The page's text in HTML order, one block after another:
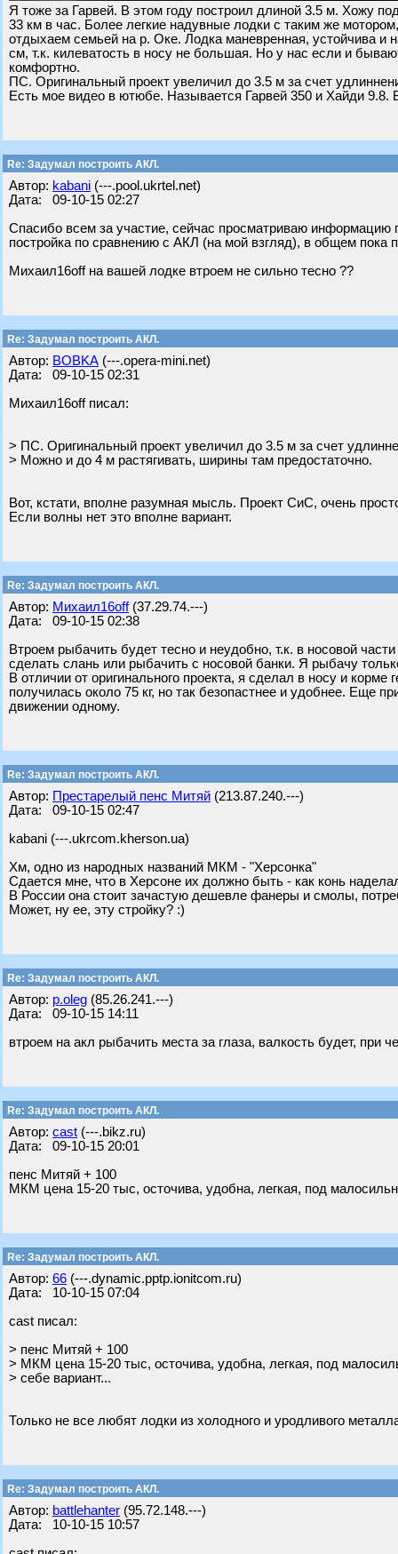
Я тоже за Гарвей. В этом году построил длиной 3.5 м. Хожу
33 км в час. Более легкие надувные лодки с таким же
отдыхаем семьей на р. Оке. Лодка маневренная, устойчива и
см, т.к. килеватость в носу не большая. Но у нас если и
комфортно.
ПС. Оригинальный проект увеличил до 3.5 м за счет
Есть мое видео в ютюбе. Называется Гарвей 350 и Хайди 9.8.
Re: Задумал построить АКЛ.
Автор: kabani (---.pool.ukrtel.net)
Дата: 09-10-15 02:27
Спасибо всем за участие, сейчас просматриваю информацию
постройка по сравнению с АКЛ (на мой взгляд), в общем пока
Михаил16off на вашей лодке втроем не сильно тесно ??
Re: Задумал построить АКЛ.
Автор: BOBKA (---.opera-mini.net)
Дата: 09-10-15 02:31
Михаил16off писал:
> ПС. Оригинальный проект увеличил до 3.5 м за счет
> Можно и до 4 м растягивать, ширины там предостаточно.
Вот, кстати, вполне разумная мысль. Проект СиС, очень
Если волны нет это вполне вариант.
Re: Задумал построить АКЛ.
Автор: Михаил16off(37.29.74.---)
Дата: 09-10-15 02:38
Втроем рыбачить будет тесно и неудобно, т.к. в носовой
сделать слань или рыбачить с носовой банки. Я рыбачу
В отличии от оригинального проекта, я сделал в носу и
получилась около 75 кг, но так безопастнее и удобнее. Еще
движении одному.
Re: Задумал построить АКЛ.
Автор: Престарелый пенс Митяй (213.87.240.---)
Дата: 09-10-15 02:47
kabani (---.ukrcom.kherson.ua)
Хм, одно из народных названий МКМ - "Херсонка"
Сдается мне, что в Херсоне их должно быть - как конь
В России она стоит зачастую дешевле фанеры и смолы,
Может, ну ее, эту стройку? :)
Re: Задумал построить АКЛ.
Автор: p.oleg (85.26.241.---)
Дата: 09-10-15 14:11
втроем на акл рыбачить места за глаза, валкость будет, при
Re: Задумал построить АКЛ.
Автор: cast (---.bikz.ru)
Дата: 09-10-15 20:01
пенс Митяй + 100
МКМ цена 15-20 тыс, осточива, удобна, легкая, под
Re: Задумал построить АКЛ.
Автор: 66 (---.dynamic.pptp.ionitcom.ru)
Дата: 10-10-15 07:04
cast писал:
> пенс Митяй + 100
> МКМ цена 15-20 тыс, осточива, удобна, легкая, под
> себе вариант...
Только не все любят лодки из холодного и уродливого
Re: Задумал построить АКЛ.
Автор: battlehanter (95.72.148.---)
Дата: 10-10-15 10:57